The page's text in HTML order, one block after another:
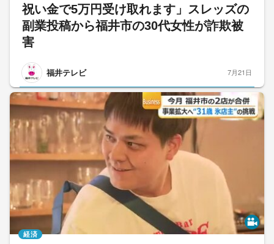
祝い金で5万円受け取れます」スレッズの
副業投稿から福井市の30代女性が詐欺被
害
福井テレビ 7月21日
経済